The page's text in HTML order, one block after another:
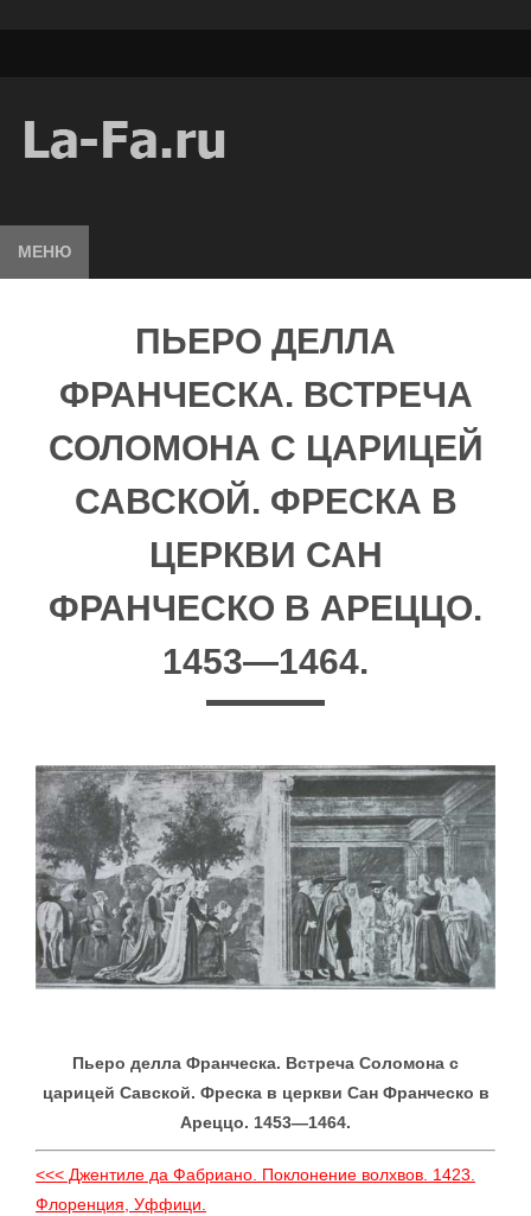
МЕНЮ
ПЬЕРО ДЕЛЛА
ФРАНЧЕСКА. ВСТРЕЧА
СОЛОМОНА С ЦАРИЦЕЙ
САВСКОЙ. ФРЕСКА В
ЦЕРКВИ САН
ФРАНЧЕСКО В АРЕЦЦО.
1453—1464.
Пьеро делла Франческа. Встреча Соломона с
царицей Савской. Фреска в церкви Сан Франческо в
Ареццо. 1453—1464.
<<< Джентиле да Фабриано. Поклонение волхвов. 1423.
Флоренция, Уффици.